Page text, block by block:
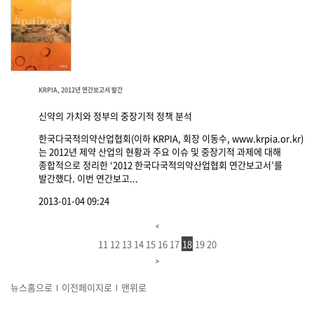
KRPIA, 2012년 연간보고서 발간
신약의 가치와 정부의 중장기적 정책 분석
한국다국적의약산업협회(이하 KRPIA, 회장 이동수, www.krpia.or.kr)
는 2012년 제약 산업의 현황과 주요 이슈 및 중장기적 과제에 대해
종합적으로 정리한 ‘2012 한국다국적의약산업협회 연간보고서’를
발간했다. 이번 연간보고...
2013-01-04 09:24
11 12 13 14 15 16 17 18 1920
뉴스홈으로 이전페이지로 맨위로